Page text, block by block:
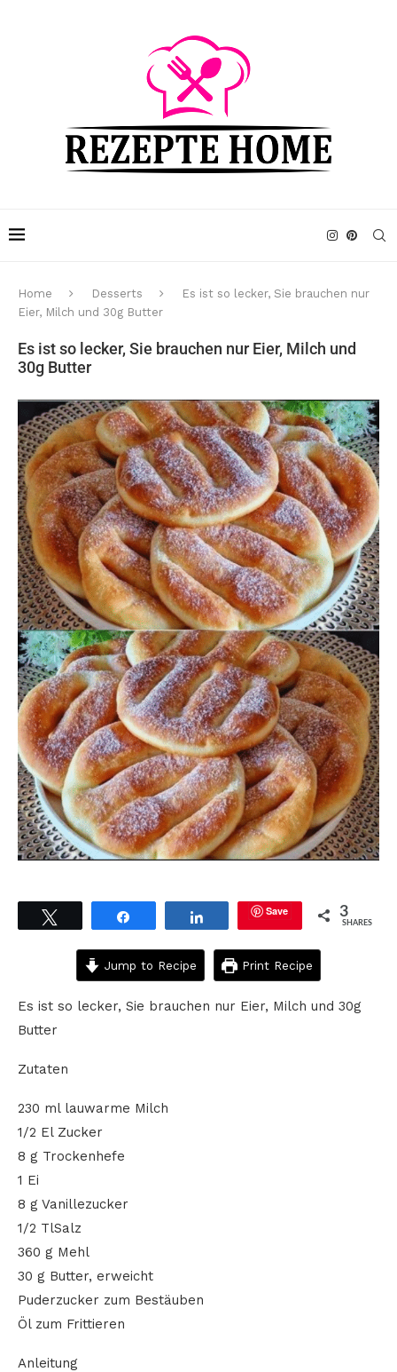
Home Desserts
Es ist so lecker, Sie brauchen nur
Eier, Milch und 30g Butter
Es ist so lecker, Sie brauchen nur Eier, Milch und
30g Butter
Save 3
SHARES
Jump to Recipe Print Recipe
Es ist so lecker, Sie brauchen nur Eier, Milch und 30g
Butter
Zutaten
230 ml lauwarme Milch
1/2 El Zucker
8 g Trockenhefe
1 Ei
8 g Vanillezucker
1/2 TlSalz
360 g Mehl
30 g Butter, erweicht
Puderzucker zum Bestäuben
Öl zum Frittieren
Anleitung